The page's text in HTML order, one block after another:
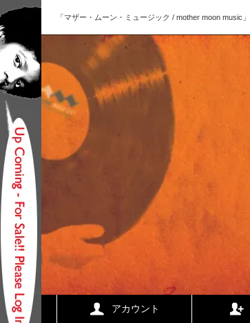
「マザー・ムーン・ミュージック / mother moon
アカウント